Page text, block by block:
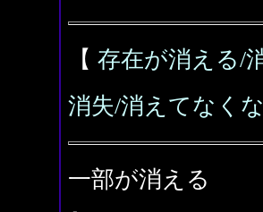
【 存在が消える/
消失/消えてなく
一部が消える